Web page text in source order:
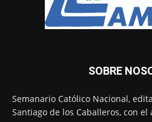
SOBRE
Semanario Católico Nacional,
Santiago de los Caballeros, con